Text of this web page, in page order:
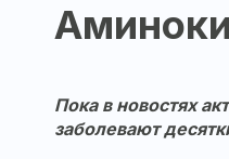
Пока в новостях
заболевают